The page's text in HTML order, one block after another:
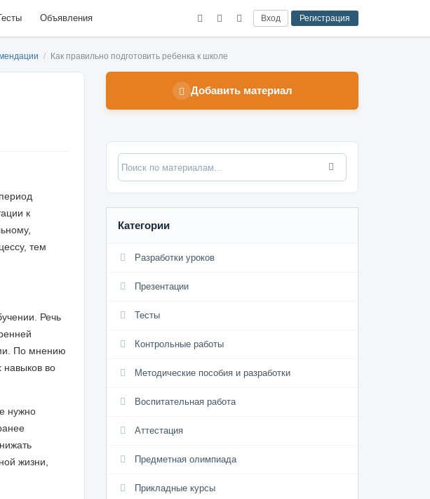
Объявления Вход Регистрация
/ Как правильно подготовить ребенка к школе
к
тем
Речь
По мнению
навыков во
нужно
жизни,
Добавить материал
Категории
Разработки уроков
Презентации
Тесты
Контрольные работы
Методические пособия и разработки
Воспитательная работа
Аттестация
Предметная олимпиада
Прикладные курсы